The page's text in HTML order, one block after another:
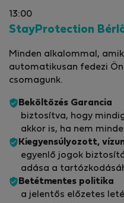
13:00
StayProtection
Minden alkalommal,
automatikusan fedezi
csomagunk.
Beköltözés Garancia
biztosítva, hogy
akkor is, ha nem
Kiegyensúlyozott,
egyenlő jogok
adása a
Betétmentes politika
a jelentős előzetes